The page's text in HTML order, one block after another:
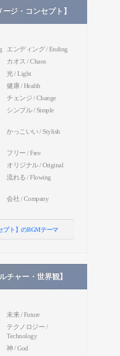
ジ・コンセプト】
エンディング / Ending
カオス / Chaos
光 / Light
健康 / Health
チェンジ / Change
シンプル / Simple
かっこいい / Stylish
フリー / Free
オリジナル / Original
流れる / Flowing
会社 / Company
プト】のBGMテーマ
チャー・世界観】
未来 / Future
テクノロジー /
Technology
神 / God